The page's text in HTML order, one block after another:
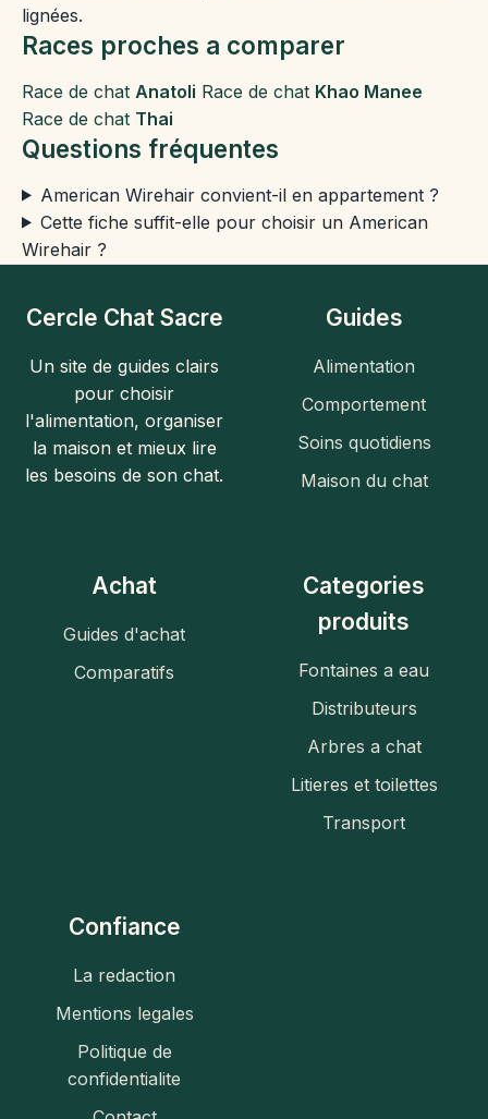
lignées.
Races proches a comparer
Race de chat Anatoli Race de chat Khao Manee
Race de chat Thai
Questions fréquentes
American Wirehair convient-il en appartement ?
Cette fiche suffit-elle pour choisir un American
Wirehair ?
Cercle Chat Sacre
Un site de guides clairs
pour choisir
l'alimentation, organiser
la maison et mieux lire
les besoins de son chat.
Guides
Alimentation
Comportement
Soins quotidiens
Maison du chat
Achat
Guides d'achat
Comparatifs
Categories
produits
Fontaines a eau
Distributeurs
Arbres a chat
Litieres et toilettes
Transport
Confiance
La redaction
Mentions legales
Politique de
confidentialite